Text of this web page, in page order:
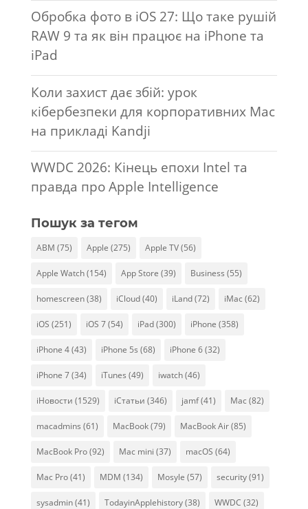
Обробка фото в iOS 27: Що таке рушій
RAW 9 та як він працює на iPhone та
iPad
Коли захист дає збій: урок
кібербезпеки для корпоративних Mac
на прикладі Kandji
WWDC 2026: Кінець епохи Intel та
правда про Apple Intelligence
Пошук за тегом
ABM (75) Apple (275) Apple TV(56)
Apple Watch(154) App Store (39) Business (55)
homescreen(38) iCloud(40) iLand(72) iMac (62)
iOS (251) iOS 7(54) iPad(300) iPhone (358)
iPhone 4(43) iPhone 5s (68) iPhone 6(32)
iPhone 7(34) iTunes (49) iwatch(46)
iНовости (1529) iСтатьи (346) jamf(41) Mac (82)
macadmins (61) MacBook(79) MacBook Air(85)
MacBook Pro(92) Mac mini (37) macOS (64)
Mac Pro(41) MDM (134) Mosyle (57) security(91)
sysadmin(41) TodayinApplehistory(38) WWDC (32)